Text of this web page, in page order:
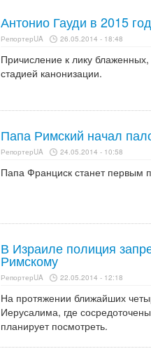
Антонио Гауди в 2015
РепортерUA 26.05.2014 - 18:48
Причисление к лику
стадией канонизации.
Папа Римский начал
РепортерUA 24.05.2014 - 10:58
Папа Франциск станет первым
В Израиле полиция
Римскому
РепортерUA 22.05.2014 - 12:18
На протяжении ближайших
Иерусалима, где
планирует посмотреть.